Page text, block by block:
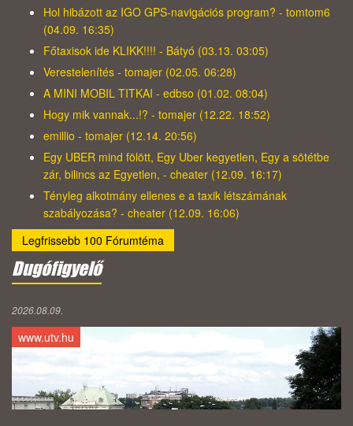
Hol hibázott az IGO GPS-navigációs program? - tomtom6
(04.09. 16:35)
Főtaxisok ide KLIKK!!!! - Bátyó (03.13. 03:05)
Verestelenítés - tomajer (02.05. 06:28)
A MINI MOBIL TITKAI - edbso (01.02. 08:04)
Hogy mik vannak...!? - tomajer (12.22. 18:52)
emillio - tomajer (12.14. 20:56)
Egy UBER mind fölött, Egy Uber kegyetlen, Egy a sötétbe
zár, bilincs az Egyetlen, - cheater (12.09. 16:17)
Tényleg alkotmány ellenes e a taxik létszámának
szabályozása? - cheater (12.09. 16:06)
Legfrissebb 100 Fórumtéma
Dugófigyelő
2026.08.09.
www.utv.hu